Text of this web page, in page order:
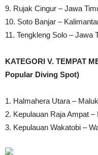
9. Rujak Cingur – Jawa
10. Soto Banjar –
11. Tengkleng Solo – Jawa
KATEGORI V. TEMPAT
Popular Diving Spot)
1. Halmahera Utara –
2. Kepulauan Raja Ampat
3. Kepulauan Wakatobi –